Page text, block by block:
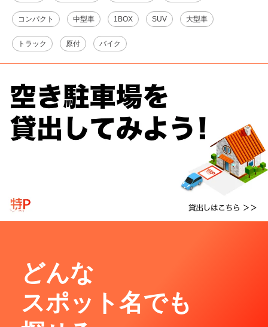
コンパクト 中型車 1BOX SUV 大型車
トラック 原付 バイク
どんな
スポット名でも